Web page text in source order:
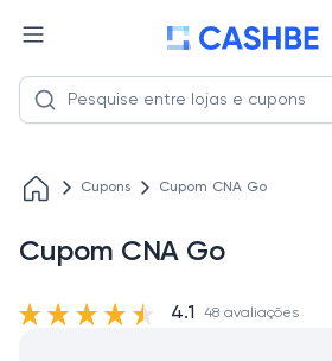
Cupons Cupom CNA Go
Cupom CNA Go
4.1 48 avaliações